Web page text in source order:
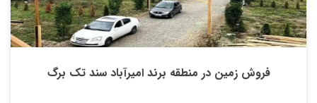
فروش زمین در منطقه برند امیرآباد سند تک برگ